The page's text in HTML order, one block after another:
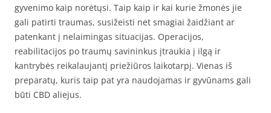
gyvenimo kaip norėtųsi. Taip kaip ir kai kurie žmonės jie
gali patirti traumas, susižeisti net smagiai žaidžiant ar
patenkant į nelaimingas situacijas. Operacijos,
reabilitacijos po traumų savininkus įtraukia į ilgą ir
kantrybės reikalaujantį priežiūros laikotarpį. Vienas iš
preparatų, kuris taip pat yra naudojamas ir gyvūnams gali
būti CBD aliejus.